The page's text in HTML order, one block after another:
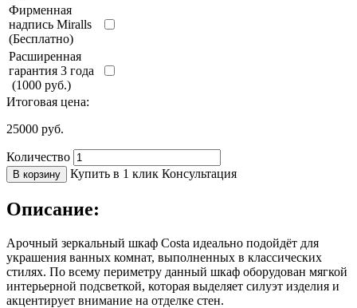
Фирменная
надпись Miralls
(Бесплатно)
Расширенная
гарантия 3 года
(1000 руб.)
Итоговая цена:
25000 руб.
Количество
В корзину Купить в 1 клик Консультация
Описание:
Арочный зеркальный шкаф Costa идеально подойдёт для
украшения ванных комнат, выполненных в классических
стилях. По всему периметру данный шкаф оборудован мягкой
интерьерной подсветкой, которая выделяет силуэт изделия и
акцентирует внимание на отделке стен.